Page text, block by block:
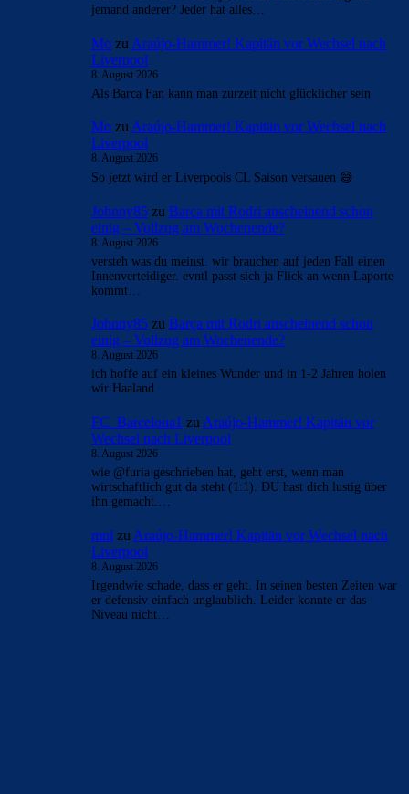
jemand anderer? Jeder hat alles…
Mo zu Araújo-Hammer! Kapitän vor Wechsel nach
Liverpool
8. August 2026
Als Barca Fan kann man zurzeit nicht glücklicher sein
Mo zu Araújo-Hammer! Kapitän vor Wechsel nach
Liverpool
8. August 2026
So jetzt wird er Liverpools CL Saison versauen 😅
Johnny85 zu Barça mit Rodri anscheinend schon
einig – Vollzug am Wochenende?
8. August 2026
versteh was du meinst. wir brauchen auf jeden Fall einen
Innenverteidiger. evntl passt sich ja Flick an wenn Laporte
kommt…
Johnny85 zu Barça mit Rodri anscheinend schon
einig – Vollzug am Wochenende?
8. August 2026
ich hoffe auf ein kleines Wunder und in 1-2 Jahren holen
wir Haaland
FC_Barcelona1 zu Araújo-Hammer! Kapitän vor
Wechsel nach Liverpool
8. August 2026
wie @furia geschrieben hat, geht erst, wenn man
wirtschaftlich gut da steht (1:1). DU hast dich lustig über
ihn gemacht.…
mnl zu Araújo-Hammer! Kapitän vor Wechsel nach
Liverpool
8. August 2026
Irgendwie schade, dass er geht. In seinen besten Zeiten war
er defensiv einfach unglaublich. Leider konnte er das
Niveau nicht…